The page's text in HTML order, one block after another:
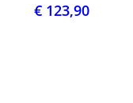
€ 123,90